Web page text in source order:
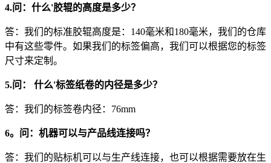
4.问： 什么'胶辊的高度是多少？
答：我们的标准胶辊高度是：140毫米和180毫米，我们的仓库
中有这些零件。如果我们的标签偏高，我们可以根据您的标签
尺寸来定制。
5.问： 什么'标签纸卷的内径是多少？
答：我们的标签卷内径：76mm
6。问：机器可以与产品线连接吗？
答：我们的贴标机可以与生产线连接，也可以根据需要放在生